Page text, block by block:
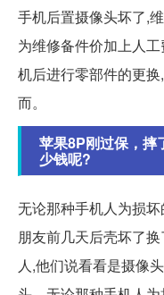
手机后置摄像头坏了,
为维修备件价加上人
机后进行零部件的更换
而。
苹果8P刚过保，摔
少钱呢?
无论那种手机人为损
朋友前几天后壳坏了
人,他们说看看是摄像